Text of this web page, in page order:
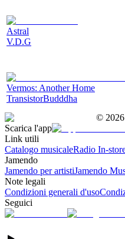
Astral
V.D.G
Vermos: Another Home
TransistorBudddha
© 2026
Scarica l'app
Link utili
Catalogo musicaleRadio In-
Jamendo
Jamendo per artistiJamendo
Note legali
Condizioni generali d'uso
Seguici